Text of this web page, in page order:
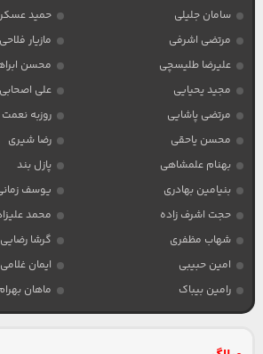
سامان جلیلی
حمید
مرتضی اشرفی
مازیار فلاحی
علیرضا طلیسچی
محسن
مجید یحیایی
علی اصحابی
مرتضی پاشایی
روزبه نعمت
محسن یاحقی
رضا شیری
بهنام علمشاهی
پازل بند
بنیامین بهادری
یوسف
حجت اشرف زاده
محمد
شهاب مظفری
گرشا رضایی
امین حبیبی
ایمان غلامی
رامین بیباک
ماهان